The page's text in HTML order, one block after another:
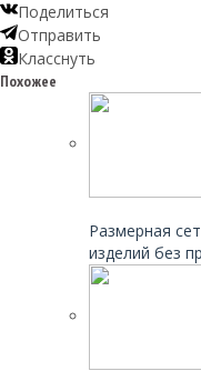
Поделиться
Отправить
Класснуть
Похожее
Размерная
изделий без